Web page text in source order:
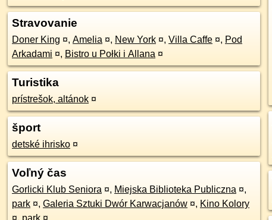
Stravovanie
Doner King ¤, Amelia ¤, New York ¤, Villa Caffe ¤, Pod
Arkadami ¤, Bistro u Połki i Allana ¤
Turistika
prístrešok, altánok ¤
šport
detské ihrisko ¤
Voľný čas
Gorlicki Klub Seniora ¤, Miejska Biblioteka Publiczna ¤,
park ¤, Galeria Sztuki Dwór Karwacjanów ¤, Kino Kolory
¤, park ¤